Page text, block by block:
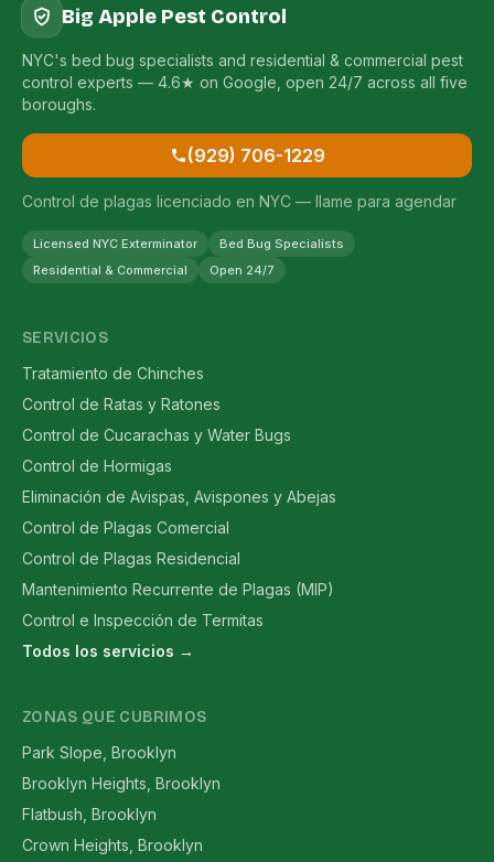
Big Apple Pest Control
NYC's bed bug specialists and residential & commercial pest
control experts — 4.6★ on Google, open 24/7 across all five
boroughs.
(929) 706-1229
Control de plagas licenciado en NYC — llame para agendar
Licensed NYC Exterminator
Bed Bug Specialists
Residential & Commercial
Open 24/7
SERVICIOS
Tratamiento de Chinches
Control de Ratas y Ratones
Control de Cucarachas y Water Bugs
Control de Hormigas
Eliminación de Avispas, Avispones y Abejas
Control de Plagas Comercial
Control de Plagas Residencial
Mantenimiento Recurrente de Plagas (MIP)
Control e Inspección de Termitas
Todos los servicios →
ZONAS QUE CUBRIMOS
Park Slope, Brooklyn
Brooklyn Heights, Brooklyn
Flatbush, Brooklyn
Crown Heights, Brooklyn